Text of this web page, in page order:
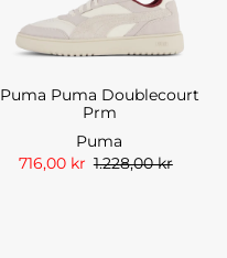
Puma Puma Doublecourt
Prm
Puma
716,00 kr 1.228,00 kr